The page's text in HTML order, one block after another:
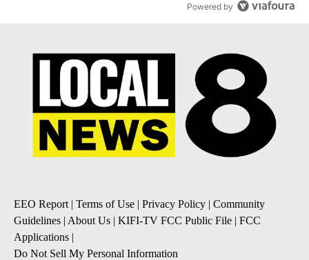
Powered by
EEO Report | Terms of Use | Privacy Policy | Community
Guidelines | About Us | KIFI-TV FCC Public File | FCC
Applications |
Do Not Sell My Personal Information